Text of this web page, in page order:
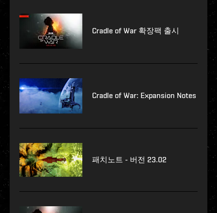
Cradle of War 확장팩 출시
Cradle of War: Expansion Notes
패치노트 - 버전 23.02